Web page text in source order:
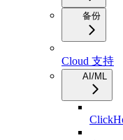
备份
Cloud 支持
AI/ML